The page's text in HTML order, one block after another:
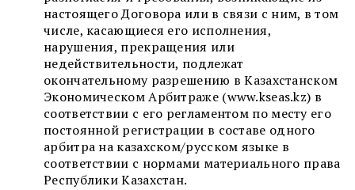
настоящего Договора или в связи с ним, в том
числе, касающиеся его исполнения,
нарушения, прекращения или
недействительности, подлежат
окончательному разрешению в Казахстанском
Экономическом Арбитраже (www.kseas.kz) в
соответствии с его регламентом по месту его
постоянной регистрации в составе одного
арбитра на казахском/русском языке в
соответствии с нормами материального права
Республики Казахстан.